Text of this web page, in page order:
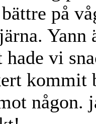
på
hade vi
kommit
någon.